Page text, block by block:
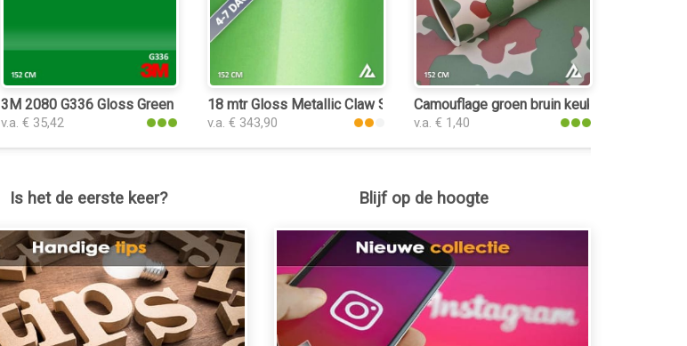
3M 2080 G336 Gloss Green Envy keukenfolie
v.a. € 35,42
18 mtr Gloss Metallic Claw Silicon Green 3195 keukenfolie
v.a. € 343,90
Camouflage groen bruin keukenfolie
v.a. € 1,40
Is het de eerste keer? Blijf op de hoogte